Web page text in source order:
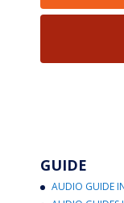
GUIDE
AUDIO GUIDE